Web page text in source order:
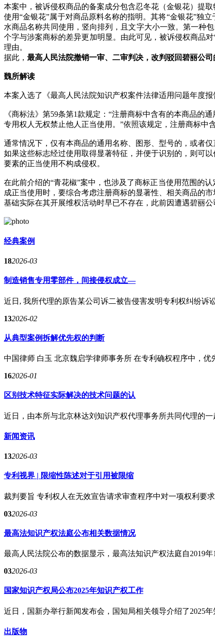
本案中，被诉侵权商品的备案成分包含忍冬花（金银花）提
使用“金银花”属于对商品原料名称的指明。其将“金银花”独
水商品名称共同使用，竖向排列，且文字大小一致。第一种
个字与涉案商标的差异更加明显。由此可见，被诉侵权商品
理由。
据此， 最高人民法院撤销一审、二审判决，改判驳回碧丽公
魏所解读
本案入选了《最高人民法院知识产权案件法律适用问题年度
《商标法》第59条第1款规定：“注册商标中含有的本商品
专用权人无权禁止他人正当使用。”依照该规定，注册商标中
通常情况下，仅有本商品的通用名称、图形、型号的，或者
如果这些标志经过使用取得显著特征，并便于识别的，则可
要素的正当使用不构成侵权。
在此前介绍的“青花椒”案中，也涉及了商标正当使用范围的
成正当使用时，要综合考虑注册商标的显著性、相关商品的
基础实际在其开展维权活动时早已不存在，此前因遭遇碧丽
经典案例
182026-03
制造销售专用零部件，间接侵权成立—
近日, 我所代理的原告某公司诉二被告侵害发明专利权纠纷诉
132026-02
从典型案例拆解优先权的判断
中国律师 白玉 北京魏启学律师事务所 在专利确权程序中，优
162026-01
区别技术特征实际解决的技术问题的认
近日，由本所与北京林达刘知识产权代理事务所共同代理的一
新闻资讯
132026-03
专利视界 | 限缩性陈述对于引用被限缩
裁判要旨 专利权人在无效宣告请求审查程序中对一项权利要
032026-03
最高法知识产权法庭公布相关数据情况
最高人民法院公布的数据显示，最高法知识产权法庭自2019
032026-03
国家知识产权局公布2025年知识产权工作
近日，国新办举行新闻发布会，国知局相关领导介绍了2025
出版物